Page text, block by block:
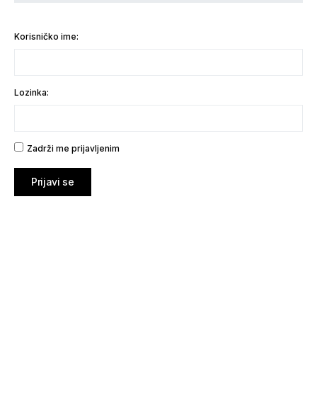
Korisničko ime:
Lozinka:
Zadrži me prijavljenim
Prijavi se